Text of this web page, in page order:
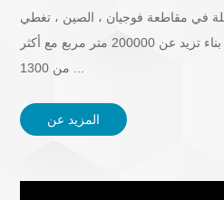
في مقاطعة فوجيان ، الصين ، تغطي
مساحة 400 فدان ، ومنطقة بناء تزيد عن 200000 متر مربع مع أكثر
المزيد عن